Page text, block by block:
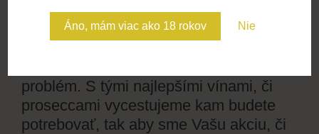
Áno, mám viac ako 18 rokov Nie
sa nezabúda. Ideálne pre skupiny,
firemné akcie aj súkromné oslavy.
problém. S tými najlepšími vínami, či
proseccami vycestujeme kam budete
potrebovať, tak aby sme Vašu akciu, či